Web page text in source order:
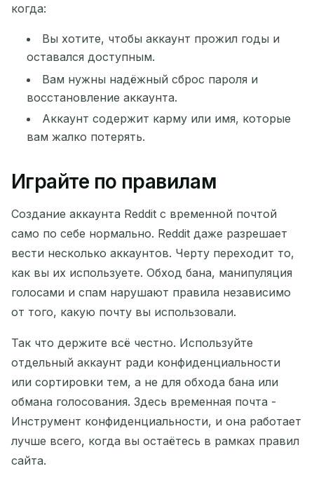
когда:
Вы хотите, чтобы аккаунт прожил годы и
оставался доступным.
Вам нужны надёжный сброс пароля и
восстановление аккаунта.
Аккаунт содержит карму или имя, которые
вам жалко потерять.
Играйте по правилам
Создание аккаунта Reddit с временной почтой
само по себе нормально. Reddit даже разрешает
вести несколько аккаунтов. Черту переходит то,
как вы их используете. Обход бана, манипуляция
голосами и спам нарушают правила независимо
от того, какую почту вы использовали.
Так что держите всё честно. Используйте
отдельный аккаунт ради конфиденциальности
или сортировки тем, а не для обхода бана или
обмана голосования. Здесь временная почта -
Инструмент конфиденциальности, и она работает
лучше всего, когда вы остаётесь в рамках правил
сайта.